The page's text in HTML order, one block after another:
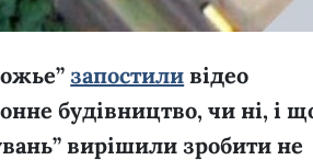
запостили відео
будівництво, чи ні, і
вирішили зробити не